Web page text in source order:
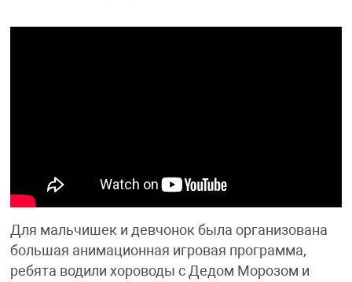
Для мальчишек и девчонок была организована
большая анимационная игровая программа,
ребята водили хороводы с Дедом Морозом и